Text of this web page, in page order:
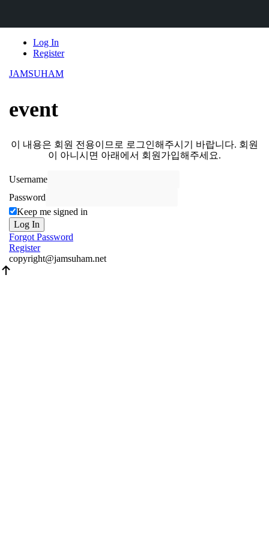
Log In
Register
JAMSUHAM
event
이 내용은 회원 전용이므로 로그인해주시기 바랍니다. 회원
이 아니시면 아래에서 회원가입해주세요.
Username
Password
Keep me signed in
Log In
Forgot Password
Register
copyright@jamsuham.net